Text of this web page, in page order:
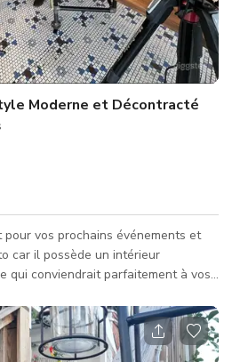
Moderne et Décontracté
vos prochains événements et
car il possède un intérieur
qui conviendrait parfaitement à vos
sociaux, et bien plus encore.
auprès de l'hôte sur la disponibilité
est un tarif de base et peut